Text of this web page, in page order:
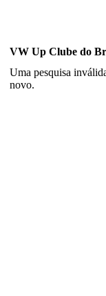
VW Up Clube do
Uma pesquisa
novo.